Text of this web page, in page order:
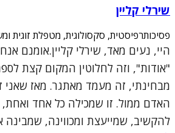
שירלי קליין
פסיכותרפיסטית, סקסולוגית, מטפלת זוגית
היי, נעים מאד, שירלי קליין.אומנם
"אודות", וזה לחלוטין המקום קצת
מבחינתי, זה מעמד מאתגר. מאז שאני
האדם ממול. זו שמכילה כל אחד
להקשיב, שמייעצת ומכווינה,